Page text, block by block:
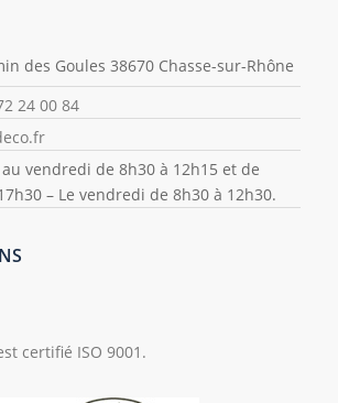
des Goules 38670 Chasse-sur-Rhône
24 00 84
vendredi de 8h30 à 12h15 et de
– Le vendredi de 8h30 à 12h30.
certifié ISO 9001.